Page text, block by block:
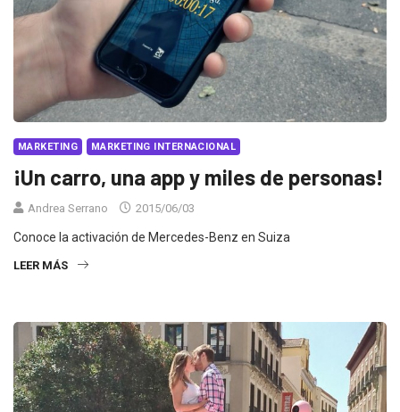
MARKETING MARKETING INTERNACIONAL
¡Un carro, una app y miles de personas!
Andrea Serrano 2015/06/03
Conoce la activación de Mercedes-Benz en Suiza
LEER MÁS